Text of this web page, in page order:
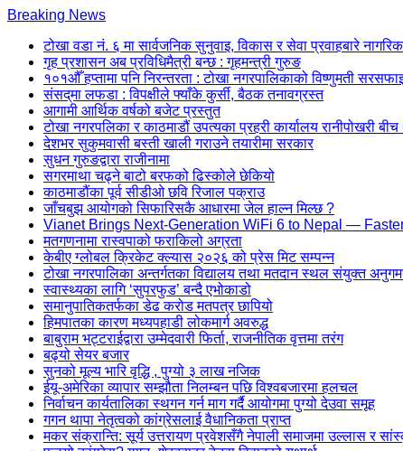
Skip
content
(Press
Enter)
Breaking News
टोखा वडा नं. ६ मा सार्वजनिक सुनुवाइ, विकास र सेवा प्रवाहबारे
गृह प्रशासन अब प्रविधिमैत्री बन्छ : गृहमन्त्री गुरुङ
१०१औँ हप्तामा पनि निरन्तरता : टोखा नगरपालिकाको विष्णुमती
संसद्‌मा लफडा : विपक्षीले फ्याँके कुर्सी, बैठक तनावग्रस्त
आगामी आर्थिक वर्षको बजेट प्रस्तुत
टोखा नगरपलिका र काठमाडौं उपत्यका प्रहरी कार्यालय रानीपोखरी
देशभर सुकुमवासी बस्ती खाली गराउने तयारीमा सरकार
सुधन गुरुङद्वारा राजीनामा
सगरमाथा चढ्ने बाटो बरफको ढिस्कोले छेकियो
काठमाडौंका पूर्व सीडीओ छवि रिजाल पक्राउ
जाँचबुझ आयोगको सिफारिसकै आधारमा जेल हाल्न मिल्छ ?
Vianet Brings Next-Generation WiFi 6 to Nepal —
मतगणनामा रास्वपाको फराकिलो अग्रता
केबीए ग्लोबल क्रिकेट क्ल्यास २०२६ को प्रेस मिट सम्पन्न
टोखा नगरपालिका अन्तर्गतका विद्यालय तथा मतदान स्थल संयुक्त
स्वास्थ्यका लागि ‘सुपरफुड’ बन्दै एभोकाडो
समानुपातिकतर्फका डेढ करोड मतपत्र छापियो
हिमपातका कारण मध्यपहाडी लोकमार्ग अवरुद्ध
बाबुराम भट्टराईद्वारा उम्मेदवारी फिर्ता, राजनीतिक वृत्तमा तरंग
बढ्यो सेयर बजार
सुनको मूल्य भारि वृद्धि , पुग्यो ३ लाख नजिक
ईयू-अमेरिका व्यापार सम्झौता निलम्बन पछि विश्वबजारमा हलचल
निर्वाचन कार्यतालिका स्थगन गर्न माग गर्दै आयोगमा पुग्यो देउवा समूह
गगन थापा नेतृत्वको कांग्रेसलाई वैधानिकता प्राप्त
मकर संक्रान्ति: सूर्य उत्तरायण प्रवेशसँगै नेपाली समाजमा उल्लास र